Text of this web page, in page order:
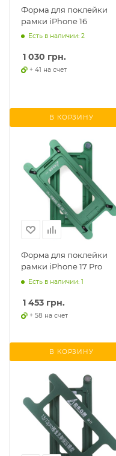
Форма для поклейки
рамки iPhone 16
Есть в наличии: 2
1 030 грн.
+ 41 на счет
В КОРЗИНУ
Форма для поклейки
рамки iPhone 17 Pro
Есть в наличии: 1
1 453 грн.
+ 58 на счет
В КОРЗИНУ